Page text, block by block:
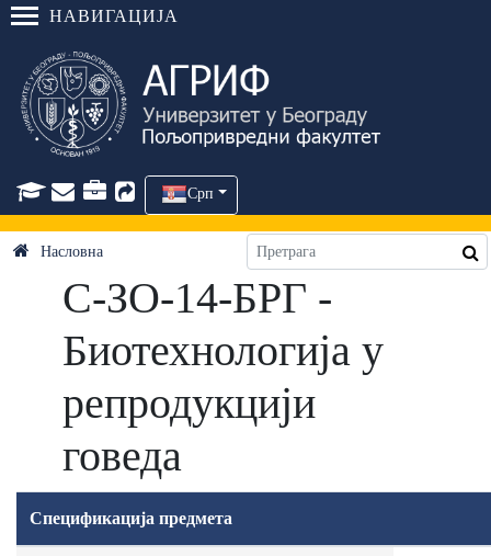
НАВИГАЦИЈА
Срп
Насловна
C-ЗО-14-БРГ -
Биотехнологија у
репродукцији
говеда
Спецификација предмета